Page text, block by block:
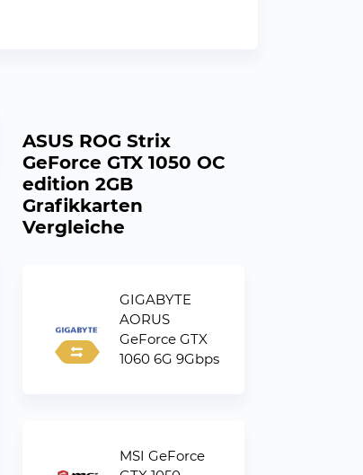
ASUS ROG Strix
GeForce GTX 1050 OC
edition 2GB
Grafikkarten
Vergleiche
GIGABYTE
AORUS
GeForce GTX
1060 6G 9Gbps
MSI GeForce